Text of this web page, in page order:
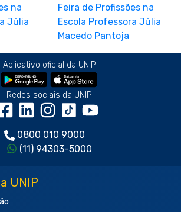
Aplicativo oficial da UNIP
Redes sociais da UNIP
0800 010 9000
(11) 94303-5000
UNIP